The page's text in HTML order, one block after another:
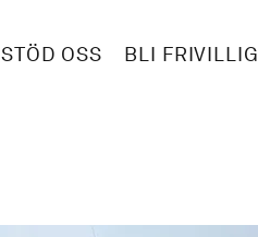
STÖD OSS BLI FRIVILLIG